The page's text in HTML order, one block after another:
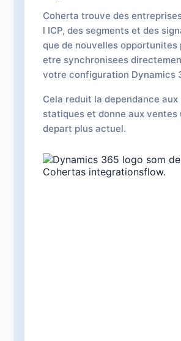
Coherta trouve des
l ICP, des segments et des
que de nouvelles opportunites
etre synchronisees
votre configuration Dynamics
Cela reduit la dependance
statiques et donne aux ventes
depart plus actuel.